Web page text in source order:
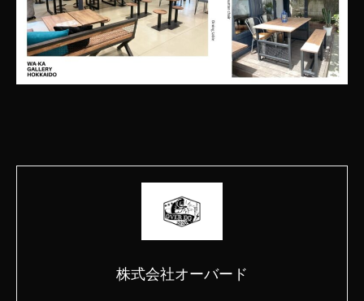
株式会社オーバード